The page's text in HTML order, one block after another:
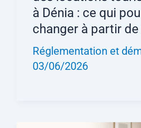
à Dénia : ce qui
changer à partir
Réglementation et
03/06/2026